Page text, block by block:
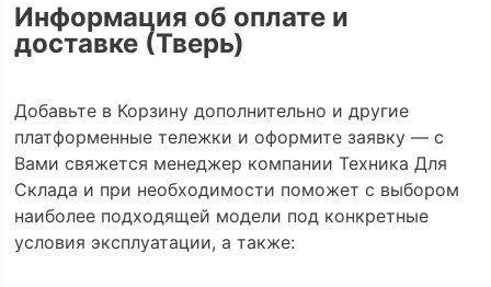
Информация об оплате и
доставке (Тверь)
Добавьте в Корзину дополнительно и другие
платформенные тележки и оформите заявку — с
Вами свяжется менеджер компании Техника Для
Склада и при необходимости поможет с выбором
наиболее подходящей модели под конкретные
условия эксплуатации, а также: